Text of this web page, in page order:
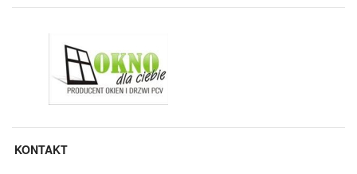
KONTAKT